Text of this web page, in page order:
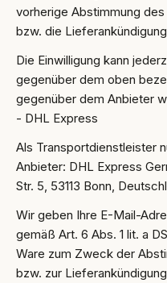
vorherige Abstimmung
bzw. die
Die Einwilligung kann
gegenüber dem oben
gegenüber dem Anbieter
- DHL Express
Als Transportdienstleister
Anbieter: DHL Express
Str. 5, 53113 Bonn,
Wir geben Ihre E-Mail-
gemäß Art. 6 Abs. 1 lit. a
Ware zum Zweck der
bzw. zur